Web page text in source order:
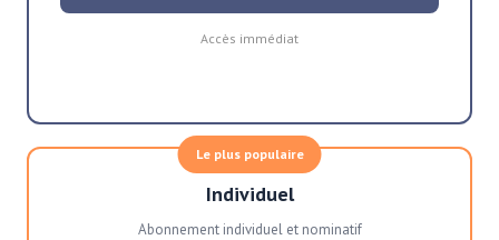
Accès immédiat
Le plus populaire
Individuel
Abonnement individuel et nominatif